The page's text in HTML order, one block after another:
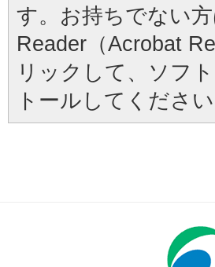
す。お持ちでない
Reader（Acrobat
リックして、ソフ
トールしてください